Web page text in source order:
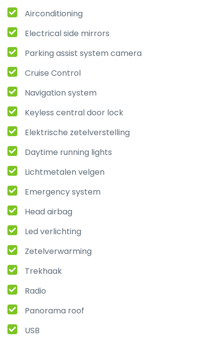
Airconditioning
Electrical side mirrors
Parking assist system camera
Cruise Control
Navigation system
Keyless central door lock
Elektrische zetelverstelling
Daytime running lights
Lichtmetalen velgen
Emergency system
Head airbag
Led verlichting
Zetelverwarming
Trekhaak
Radio
Panorama roof
USB